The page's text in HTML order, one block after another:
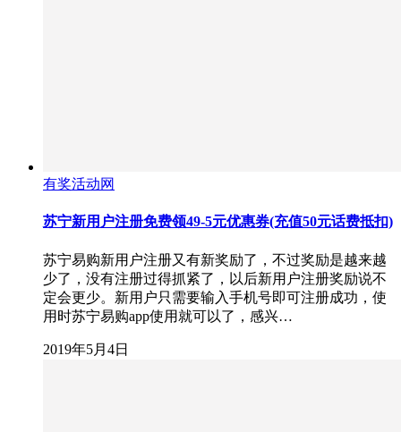
有奖活动网
苏宁新用户注册免费领49-5元优惠券(充值50元话费抵扣)
苏宁易购新用户注册又有新奖励了，不过奖励是越来越
少了，没有注册过得抓紧了，以后新用户注册奖励说不
定会更少。新用户只需要输入手机号即可注册成功，使
用时苏宁易购app使用就可以了，感兴…
2019年5月4日